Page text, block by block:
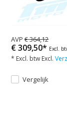
AVP€ 364,12
€ 309,50* Excl.
* Excl. btw Excl.
Vergelijk